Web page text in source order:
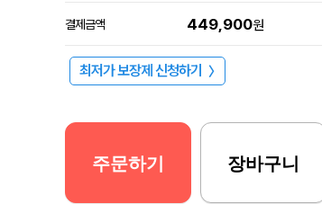
결제금액 449,900원
최저가 보장제 신청하기 〉
주문하기 장바구니